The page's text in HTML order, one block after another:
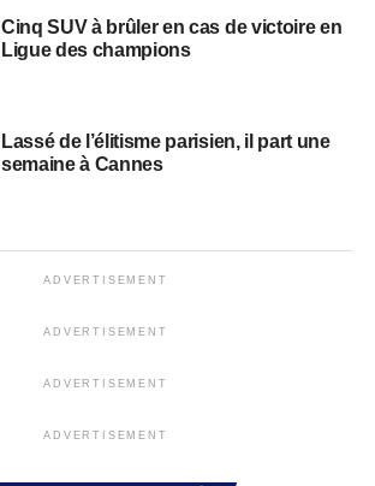
Cinq SUV à brûler en cas de victoire en
Ligue des champions
Lassé de l’élitisme parisien, il part une
semaine à Cannes
ADVERTISEMENT
ADVERTISEMENT
ADVERTISEMENT
ADVERTISEMENT